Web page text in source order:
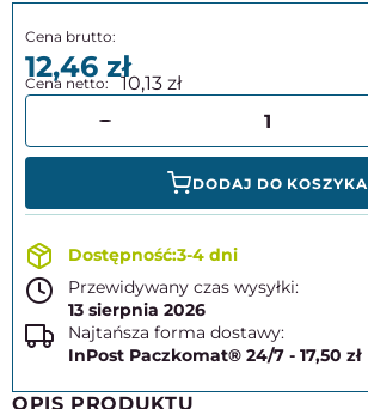
12,46 10,13
DODAJ DO KOSZYKA
3-4 dni
Przewidywany czas wysyłki:
13 sierpnia 2026
Najtańsza forma dostawy:
InPost Paczkomat® 24/7 - 17,50 zł
OPIS PRODUKTU